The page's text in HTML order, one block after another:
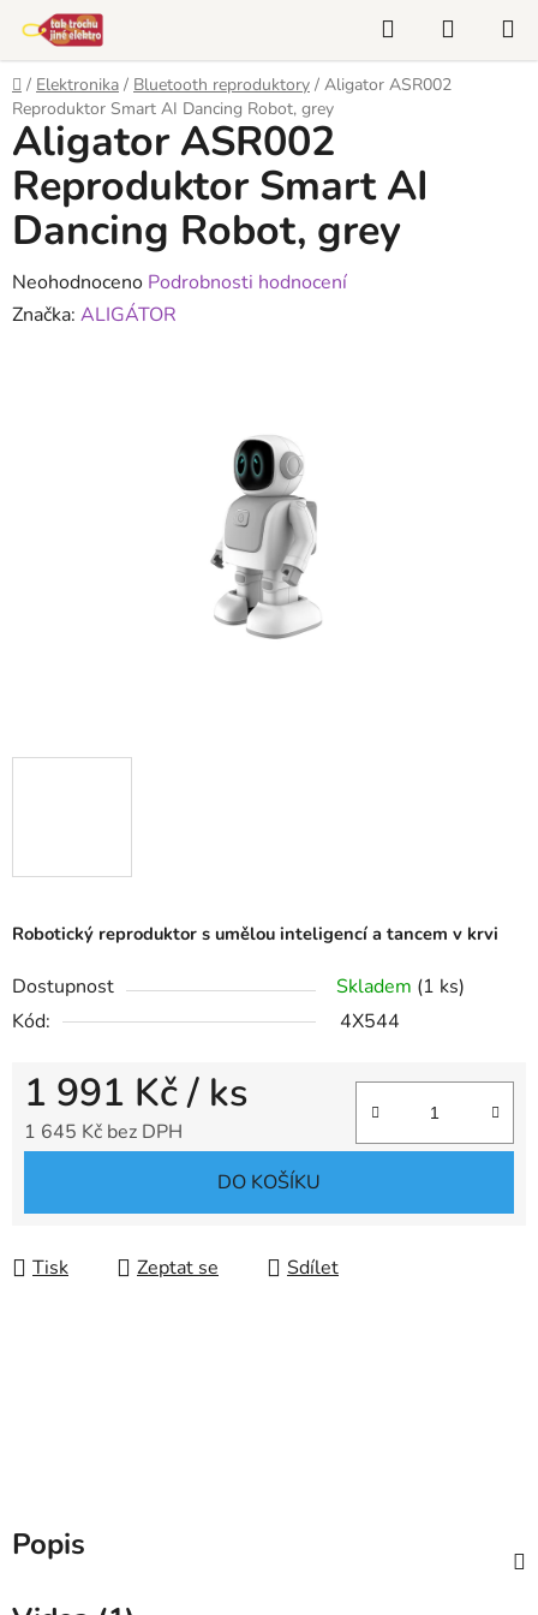
obsah
Hledat
KOŠÍK
Domů
/ Elektronika / Bluetooth reproduktory / Aligator ASR002
Reproduktor Smart AI Dancing Robot, grey
Robotický reproduktor s umělou inteligencí a tancem v krvi
Dostupnost Skladem (1 ks)
Kód:
4X544
1 991 Kč/ ks
1 645 Kč bez DPH
DO KOŠÍKU
Tisk Zeptat se Sdílet
Aligator ASR002
Reproduktor Smart AI
Dancing Robot, grey
Průměrné
hodnocení
Neohodnoceno Podrobnosti hodnocení
Značka: ALIGÁTOR
Popis